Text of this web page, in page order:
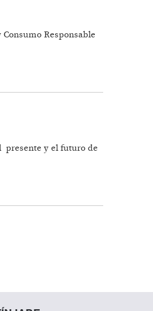
Responsable
presente y el futuro de